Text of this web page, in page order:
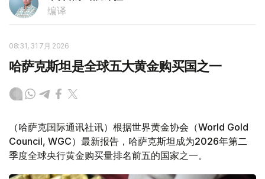
编译
08:31, 31 7月 2026
哈萨克斯坦是全球五大黄金购买国之一
（哈萨克国际通讯社讯）根据世界黄金协会（World Gold
Council, WGC）最新报告，哈萨克斯坦成为2026年第二
季度全球央行黄金购买量排名前五的国家之一。